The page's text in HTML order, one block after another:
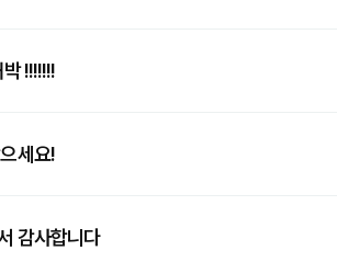
!!!!!!!
세요!
감사합니다